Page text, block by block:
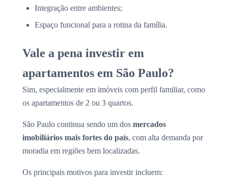
Integração entre ambientes;
Espaço funcional para a rotina da família.
Vale a pena investir em
apartamentos em São Paulo?
Sim, especialmente em imóveis com perfil familiar, como
os apartamentos de 2 ou 3 quartos.
São Paulo continua sendo um dos mercados
imobiliários mais fortes do país, com alta demanda por
moradia em regiões bem localizadas.
Os principais motivos para investir incluem: